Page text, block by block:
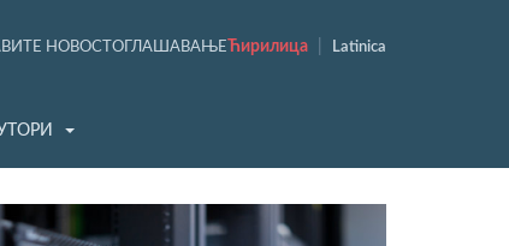
НОВОСТ ОГЛАШАВАЊЕ Ћирилица Latinica